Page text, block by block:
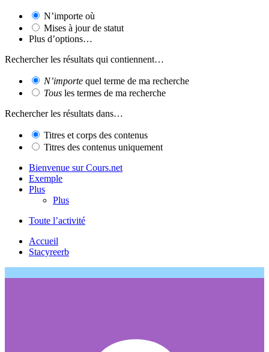
N’importe où
Mises à jour de statut
Plus d’options…
Rechercher les résultats qui contiennent…
N’importe quel terme de ma recherche
Tous les termes de ma recherche
Rechercher les résultats dans…
Titres et corps des contenus
Titres des contenus uniquement
Bienvenue sur Cours.net
Exemple
Plus
Plus
Toute l’activité
Accueil
Stacyreerb